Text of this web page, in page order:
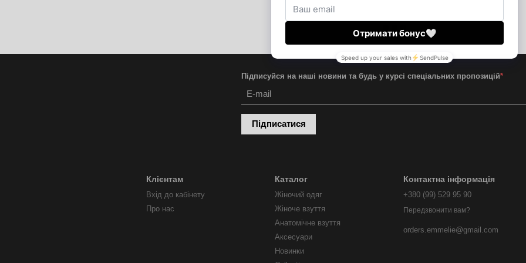
Підписуйся на наші новини та будь у курсі спеціальних пропозицій*
Підписатися
Клієнтам
Вхід до кабінету
Про нас
Каталог
Жіночий одяг
Жіноче взуття
Анатомічне взуття
Аксесуари
Новинки
Контактна інформація
+380 (99) 529 95 90
Передзвонити вам?
orders.emmelie@gmail.com